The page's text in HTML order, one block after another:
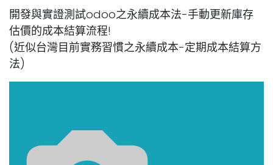
開發與實證測試odoo之永續成本法-手動更新庫存
估價的成本結算流程!
(近似台灣目前實務習慣之永續成本-定期成本結算方
法)